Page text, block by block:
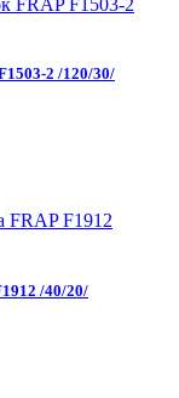
2 /120/30/
/40/20/